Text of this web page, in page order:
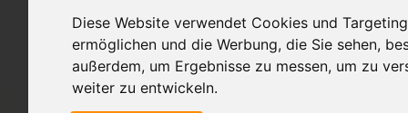
Diese Website verwendet Cookies und
ermöglichen und die Werbung, die Sie sehen,
außerdem, um Ergebnisse zu messen, um zu
weiter zu entwickeln.
- DSA02N
- DSA04N
- DSA06N
- DSA07N
- DSA08N